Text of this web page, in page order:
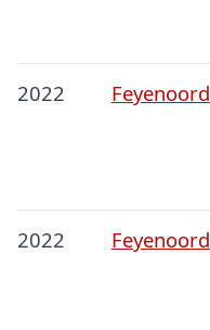
2022 Feyenoord
2022 Feyenoord